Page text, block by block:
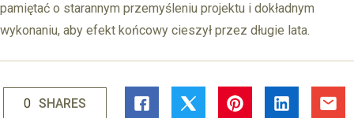
pamiętać o starannym przemyśleniu projektu i dokładnym
wykonaniu, aby efekt końcowy cieszył przez długie lata.
0 SHARES